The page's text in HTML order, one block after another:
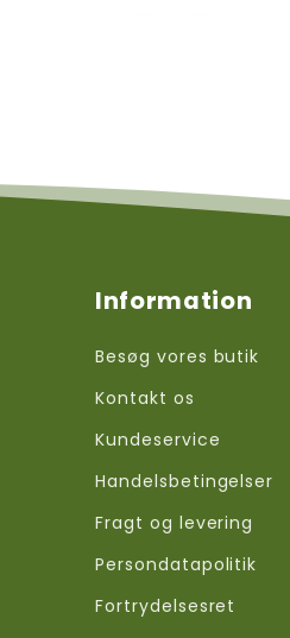
Information
Besøg vores butik
Kontakt os
Kundeservice
Handelsbetingelser
Fragt og levering
Persondatapolitik
Fortrydelsesret